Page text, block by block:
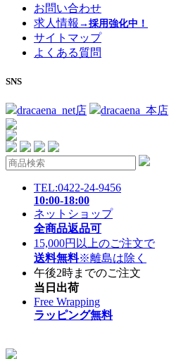
お問い合わせ
求人情報 →採用強化中！
サイトマップ
よくある質問
SNS
dracaena_net店 dracaena_本店
TEL:0422-24-9456
10:00-18:00
ネットショップ
全商品返品可
15,000円以上のご注文で
送料無料※離島は除く
午後2時までのご注文
当日出荷
Free Wrapping
ラッピング無料